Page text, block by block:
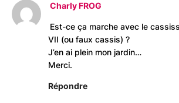
Charly FROG
Est-ce ça marche avec le
VII (ou faux cassis) ?
J’en ai plein mon jardin…
Merci.
Répondre